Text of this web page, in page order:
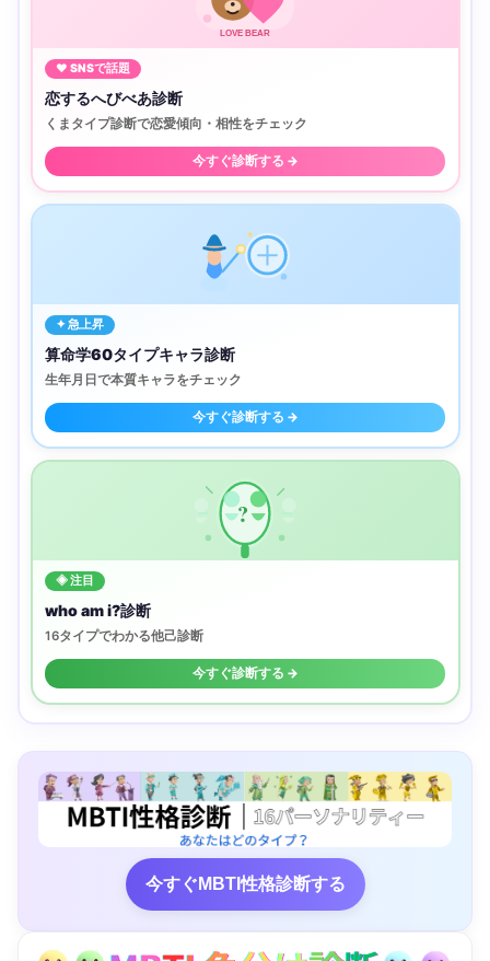
LOVE BEAR
♥ SNSで話題
恋するへびべあ診断
くまタイプ診断で恋愛傾向・相性をチェック
今すぐ診断する →
✦ 急上昇
算命学60タイプキャラ診断
生年月日で本質キャラをチェック
今すぐ診断する →
?
◈ 注目
who am i?診断
16タイプでわかる他己診断
今すぐ診断する →
今すぐMBTI性格診断する